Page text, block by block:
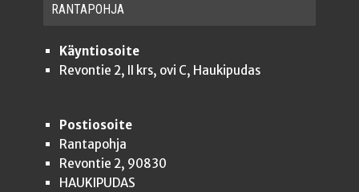
RAN­TA­POH­JA
Käyntiosoite
Revontie 2, II krs, ovi C, Haukipudas
Postiosoite
Rantapohja
Revontie 2, 90830
HAUKIPUDAS